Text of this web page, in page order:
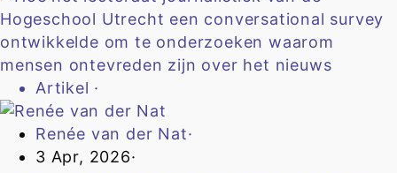
Artikel ·
Renée van der Nat·
3 Apr, 2026·